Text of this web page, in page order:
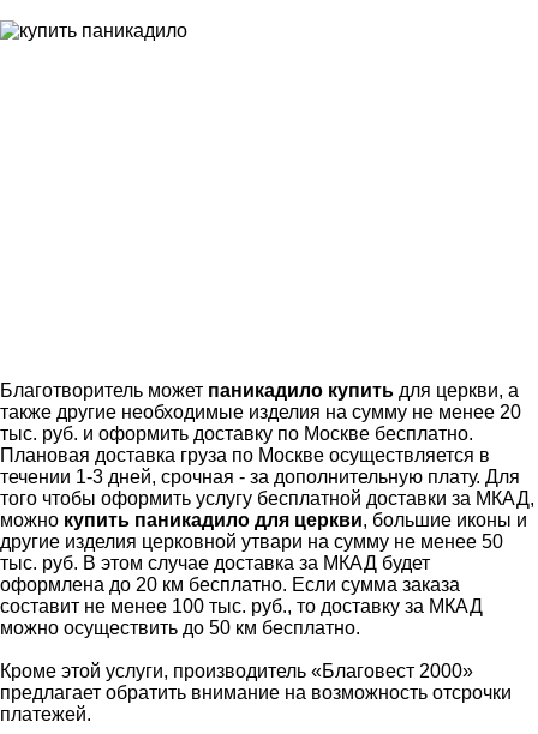
Благотворитель может паникадило купить для церкви, а
также другие необходимые изделия на сумму не менее 20
тыс. руб. и оформить доставку по Москве бесплатно.
Плановая доставка груза по Москве осуществляется в
течении 1-3 дней, срочная - за дополнительную плату. Для
того чтобы оформить услугу бесплатной доставки за МКАД,
можно купить паникадило для церкви, большие иконы и
другие изделия церковной утвари на сумму не менее 50
тыс. руб. В этом случае доставка за МКАД будет
оформлена до 20 км бесплатно. Если сумма заказа
составит не менее 100 тыс. руб., то доставку за МКАД
можно осуществить до 50 км бесплатно.
Кроме этой услуги, производитель «Благовест 2000»
предлагает обратить внимание на возможность отсрочки
платежей.